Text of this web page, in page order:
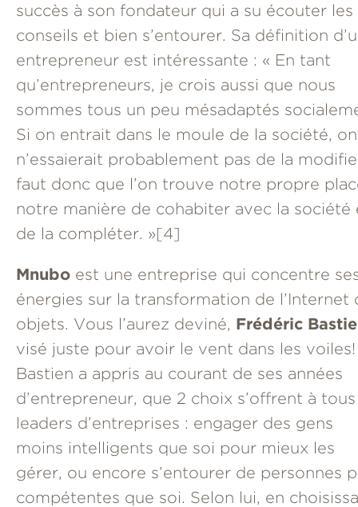
succès à son fondateur qui a su écouter les
conseils et bien s’entourer. Sa définition
entrepreneur est intéressante : « En tant
qu’entrepreneurs, je crois aussi que nous
sommes tous un peu mésadaptés
Si on entrait dans le moule de la société, on
n’essaierait probablement pas de la
faut donc que l’on trouve notre propre
notre manière de cohabiter avec la société
de la compléter. »[4]
Mnubo est une entreprise qui concentre
énergies sur la transformation de l’Internet
objets. Vous l’aurez deviné, Frédéric
visé juste pour avoir le vent dans les voiles!
Bastien a appris au courant de ses années
d’entrepreneur, que 2 choix s’offrent à
leaders d’entreprises : engager des gens
moins intelligents que soi pour mieux les
gérer, ou encore s’entourer de personnes
compétentes que soi. Selon lui, en